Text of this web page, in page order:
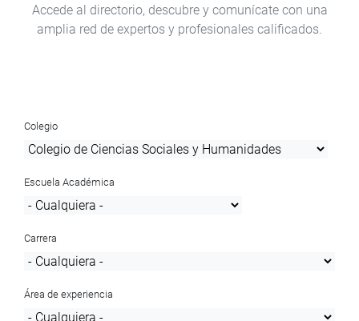
Accede al directorio, descubre y comunícate con una
amplia red de expertos y profesionales calificados.
Colegio
Escuela Académica
Carrera
Área de experiencia